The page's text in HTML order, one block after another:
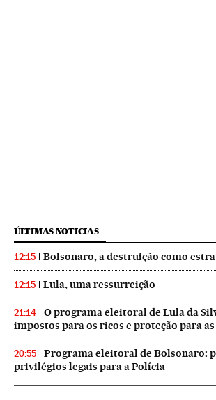
ÚLTIMAS NOTICIAS
12:15 Bolsonaro, a destruição como
12:15 Lula, uma ressurreição
21:14
O programa eleitoral de Lula da
impostos para os ricos e proteção para
20:55
Programa eleitoral de Bolsonaro:
privilégios legais para a Polícia